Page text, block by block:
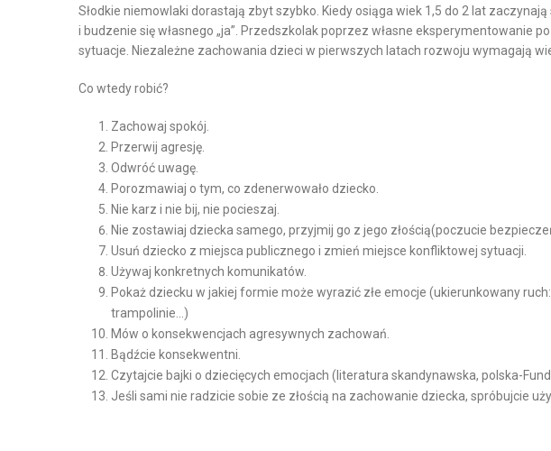
Słodkie niemowlaki dorastają zbyt szybko. Kiedy osiąga wiek 1,5 do 2 lat
i budzenie się własnego „ja”. Przedszkolak poprzez własne eksperymentowanie
sytuacje. Niezależne zachowania dzieci w pierwszych latach rozwoju wymagają
Co wtedy robić?
Zachowaj spokój.
Przerwij agresję.
Odwróć uwagę.
Porozmawiaj o tym, co zdenerwowało dziecko.
Nie karz i nie bij, nie pocieszaj.
Nie zostawiaj dziecka samego, przyjmij go z jego złością(poczucie
Usuń dziecko z miejsca publicznego i zmień miejsce konfliktowej sytuacji.
Używaj konkretnych komunikatów.
Pokaż dziecku w jakiej formie może wyrazić złe emocje (ukierunkowany
trampolinie…)
Mów o konsekwencjach agresywnych zachowań.
Bądźcie konsekwentni.
Czytajcie bajki o dziecięcych emocjach (literatura skandynawska, polska-
Jeśli sami nie radzicie sobie ze złością na zachowanie dziecka, spróbujcie